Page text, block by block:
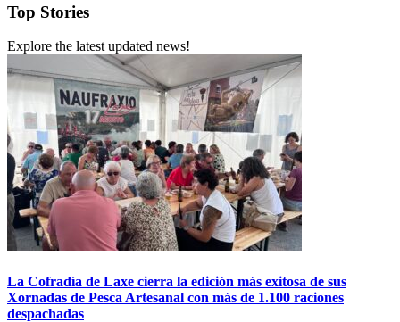
Top Stories
Explore the latest updated news!
La Cofradía de Laxe cierra la edición más exitosa de sus
Xornadas de Pesca Artesanal con más de 1.100 raciones
despachadas